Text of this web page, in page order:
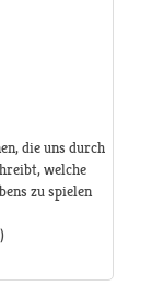
die uns durch
welche
zu spielen